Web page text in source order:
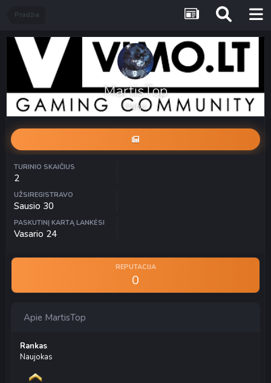
Pradžia
MartisTop
Narys
TURINIO SKAIČIUS
2
UŽSIREGISTRAVO
Sausio 30
PASKUTINĮ KARTĄ LANKĖSI
Vasario 24
REPUTACIJA
0
Apie MartisTop
Rankas
Naujokas